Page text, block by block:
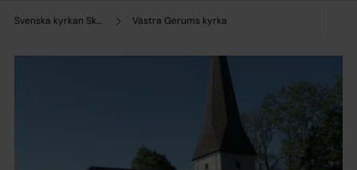
Svenska kyrkan Skara pastorat Västra Gerums kyrka